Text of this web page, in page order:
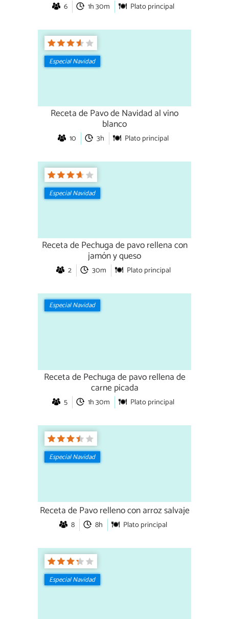
6 1h 30m Plato principal
Especial Navidad
Receta de Pavo de Navidad al vino
blanco
10 3h Plato principal
Especial Navidad
Receta de Pechuga de pavo rellena con
jamón y queso
2 30m Plato principal
Especial Navidad
Receta de Pechuga de pavo rellena de
carne picada
5 1h 30m Plato principal
Especial Navidad
Receta de Pavo relleno con arroz salvaje
8 8h Plato principal
Especial Navidad